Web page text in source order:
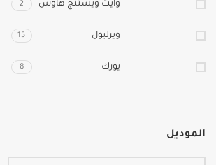
وايت ويستنج هاوس 2
ويرلبول 15
يورك 8
الموديل